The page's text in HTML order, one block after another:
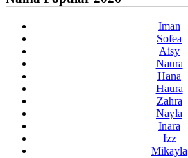
Iman
Sofea
Aisy
Naura
Hana
Haura
Zahra
Nayla
Inara
Izz
Mikayla